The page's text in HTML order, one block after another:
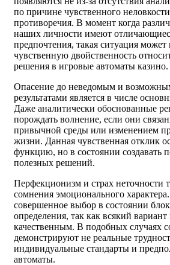
по причине чувственного
противоречия. В момент когда
наших личности имеют
предпочтения, такая ситуация может
чувственную двойственность
решения в игровые автоматы казино.
Опасение до неведомым и
результатами является в числе
Даже аналитически обоснованные
порождать волнение, если они
привычной среды или изменением
жизни. Данная чувственная отклик
функцию, но в состоянии создавать
полезных решений.
Перфекционизм и страх неточности
сомнения эмоционального
совершенное выбор в состоянии
определения, так как всякий
качественным. В подобных случаях
демонстрируют не реальные
индивидуальные стандарты и
автоматы.